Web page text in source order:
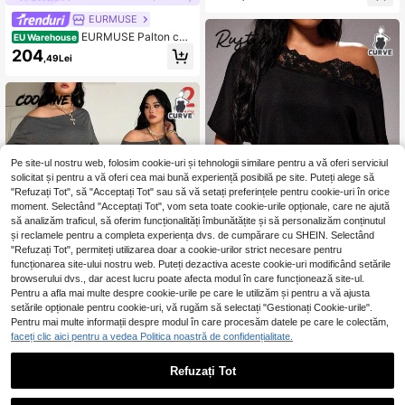
EURMUSE
EU Warehouse EURMUSE Palton căp
tușit cu glugă pufoasă, curea metali
că, palton căptușit de iarnă, stiluri c
204,49Lei
38
#Seturi sportive
Coolane Femei Mărim
treetwear Basic Zilnic Purtare Ieșire
#2 Cele mai vândute în Călătorii Plus Dimensiune Co-Ords
Rustia
EU Warehouse Rustia Bluză mărimi m
ari primăvara/vara cu dantelă contr
astantă și umăr asimetric
56
Pe site-ul nostru web, folosim cookie-uri și tehnologii similare pentru a vă oferi serviciul
solicitat și pentru a vă oferi cea mai bună experiență posibilă pe site. Puteți alege să
"Refuzați Tot", să "Acceptați Tot" sau să vă setați preferințele pentru cookie-uri în orice
moment. Selectând "Acceptați Tot", vom seta toate cookie-urile opționale, care ne ajută
să analizăm traficul, să oferim funcționalități îmbunătățite și să personalizăm conținutul
și reclamele pentru a completa experiența dvs. de cumpărare cu SHEIN. Selectând
"Refuzați Tot", permiteți utilizarea doar a cookie-urilor strict necesare pentru
funcționarea site-ului nostru web. Puteți dezactiva aceste cookie-uri modificând setările
browserului dvs., dar acest lucru poate afecta modul în care funcționează site-ul.
Pentru a afla mai multe despre cookie-urile pe care le utilizăm și pentru a vă ajusta
setările opționale pentru cookie-uri, vă rugăm să selectați "Gestionați Cookie-urile".
Pentru mai multe informații despre modul în care procesăm datele pe care le colectăm,
faceți clic aici pentru a vedea Politica noastră de confidențialitate.
Refuzați Tot